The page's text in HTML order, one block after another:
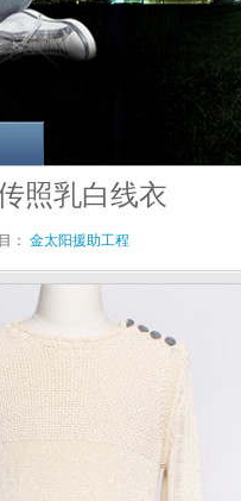
照乳白线衣
： 金太阳援助工程